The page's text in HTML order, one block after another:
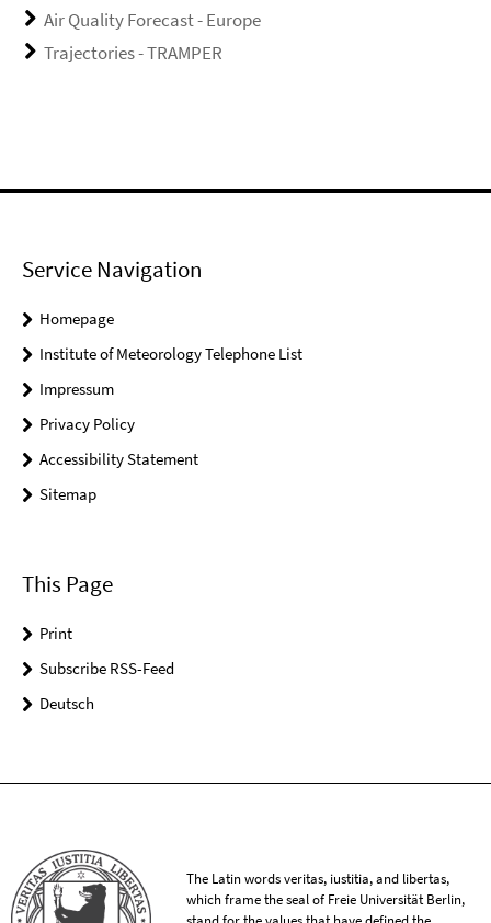
Air Quality Forecast - Europe
Trajectories - TRAMPER
Service Navigation
Homepage
Institute of Meteorology Telephone List
Impressum
Privacy Policy
Accessibility Statement
Sitemap
This Page
Print
Subscribe RSS-Feed
Deutsch
The Latin words veritas, iustitia, and libertas,
which frame the seal of Freie Universität Berlin,